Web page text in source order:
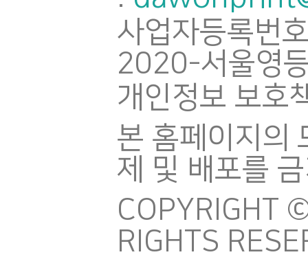
사업자등록번
2020-서울영
개인정보 보호
본 홈페이지의
제 및 배포를
COPYRIGHT
RIGHTS